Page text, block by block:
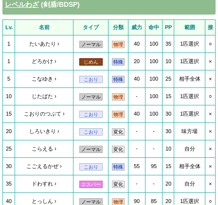
レベルわざ(剣盾/BDSP)
Lv. 名前 タイプ 分類 威力 命中 PP 範囲 接
1 たいあたり ノーマル 物理 40 100 35 1匹選択 ○
1 どろかけ じめん 特殊 20 100 10 1匹選択 ×
5 こなゆき こおり 特殊 40 100 25 相手全体 ×
10 じたばた ノーマル 物理 - 100 15 1匹選択 ○
15 こおりのつぶて こおり 物理 40 100 30 1匹選択 ×
20 しろいきり こおり 変化 - - 30 味方場 ×
25 こらえる ノーマル 変化 - - 10 自分 ×
30 こごえるかぜ こおり 特殊 55 95 15 相手全体 ×
35 ドわすれ エスパー 変化 - - 20 自分 ×
40 とっしん ノーマル 物理 90 85 20 1匹選択 ○